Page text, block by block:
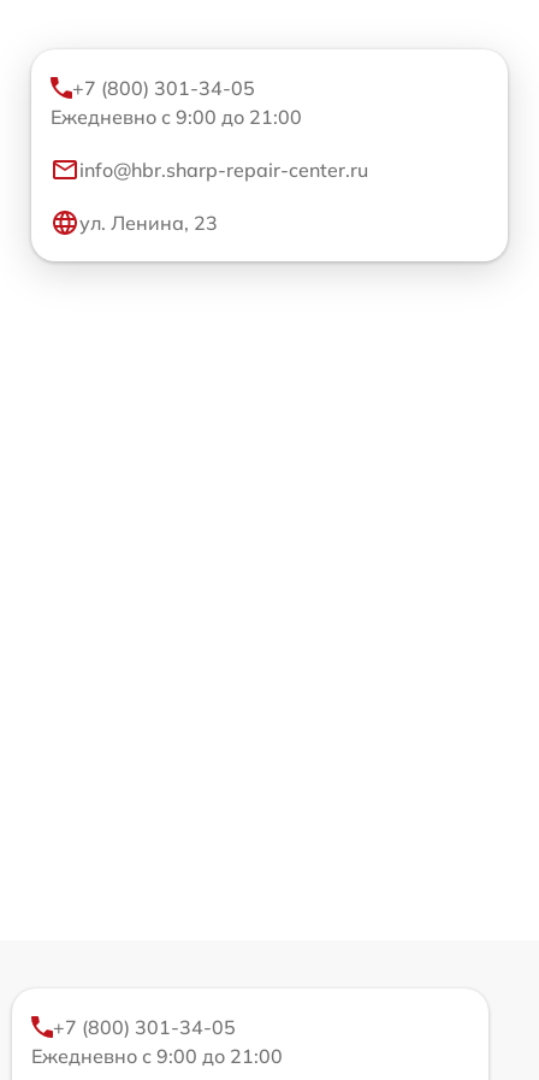
+7 (800) 301-34-05
Ежедневно с 9:00 до 21:00
info@hbr.sharp-repair-center.ru
ул. Ленина, 23
+7 (800) 301-34-05
Ежедневно с 9:00 до 21:00